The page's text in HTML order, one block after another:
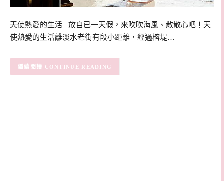
天使熱愛的生活 放自已一天假，來吹吹海風、散散心吧！天
使熱愛的生活離淡水老街有段小距離，經過榕堤…
CONTINUE READING